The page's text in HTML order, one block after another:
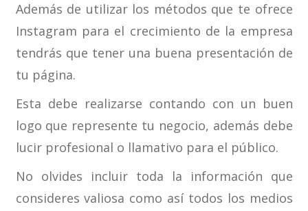
Además de utilizar los métodos que te ofrece
Instagram para el crecimiento de la empresa
tendrás que tener una buena presentación de
tu página.
Esta debe realizarse contando con un buen
logo que represente tu negocio, además debe
lucir profesional o llamativo para el público.
No olvides incluir toda la información que
consideres valiosa como así todos los medios